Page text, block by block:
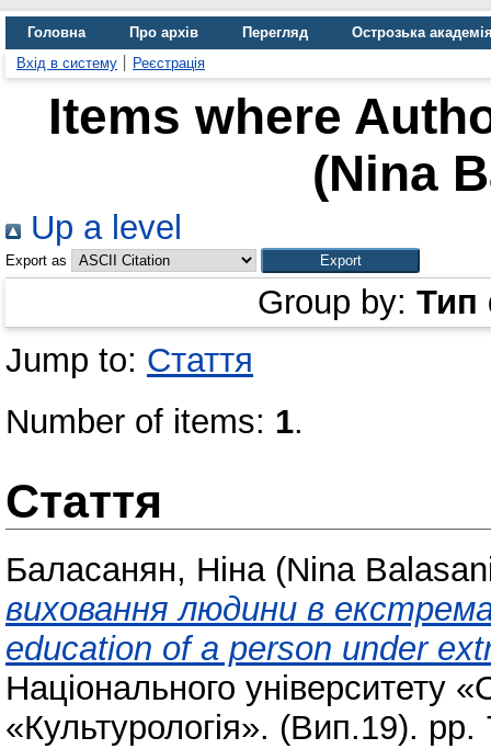
Головна Про архів Перегляд
Острозька
Вхід в систему
Реєстрація
Items where
(Nina
Up a level
Export as
Group by: Тип
Jump to: Стаття
Number of items: 1.
Стаття
Баласанян, Ніна (Nina
виховання людини в
education of a person under
Національного університету
«Культурологія». (Вип.19). pp.